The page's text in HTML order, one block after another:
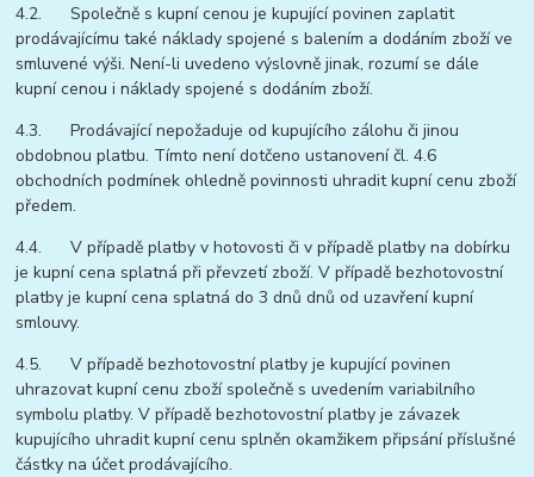
4.2. Společně s kupní cenou je kupující povinen zaplatit
prodávajícímu také náklady spojené s balením a dodáním zboží ve
smluvené výši. Není-li uvedeno výslovně jinak, rozumí se dále
kupní cenou i náklady spojené s dodáním zboží.
4.3. Prodávající nepožaduje od kupujícího zálohu či jinou
obdobnou platbu. Tímto není dotčeno ustanovení čl. 4.6
obchodních podmínek ohledně povinnosti uhradit kupní cenu zboží
předem.
4.4. V případě platby v hotovosti či v případě platby na dobírku
je kupní cena splatná při převzetí zboží. V případě bezhotovostní
platby je kupní cena splatná do 3 dnů dnů od uzavření kupní
smlouvy.
4.5. V případě bezhotovostní platby je kupující povinen
uhrazovat kupní cenu zboží společně s uvedením variabilního
symbolu platby. V případě bezhotovostní platby je závazek
kupujícího uhradit kupní cenu splněn okamžikem připsání příslušné
částky na účet prodávajícího.